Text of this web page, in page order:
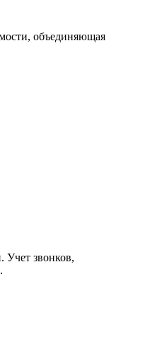
объединяющая
Учет звонков,